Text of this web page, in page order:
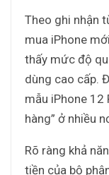
Theo ghi nhận
mua iPhone
thấy mức độ
dùng cao cấp.
mẫu iPhone 12
hàng” ở nhiều
Rõ ràng khả
tiền của bộ